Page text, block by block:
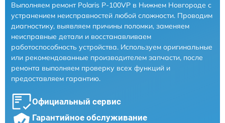
Выполняем ремонт Polaris P-100VP в Нижнем Новгороде с
устранением неисправностей любой сложности. Проводим
диагностику, выявляем причины поломки, заменяем
неисправные детали и восстанавливаем
работоспособность устройства. Используем оригинальные
или рекомендованные производителем запчасти, после
ремонта выполняем проверку всех функций и
предоставляем гарантию.
Официальный сервис
Гарантийное обслуживание